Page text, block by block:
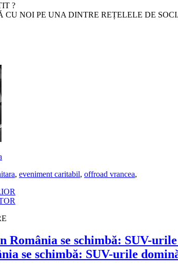
?
CU NOI PE UNA DINTRE REȚELELE DE
, eveniment caritabil, offroad vrancea,
se schimbă: SUV-urile